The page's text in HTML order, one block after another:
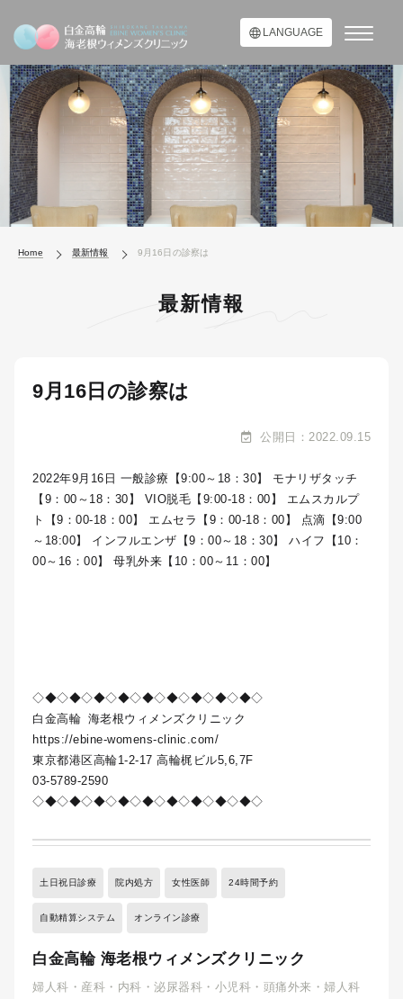
LANGUAGE
Home 最新情報 9月16日の診察は
最新情報
9月16日の診察は
公開日：2022.09.15
2022年9月16日 一般診療【9:00～18：30】 モナリザタッチ
【9：00～18：30】 VIO脱毛【9:00-18：00】 エムスカルプ
ト【9：00-18：00】 エムセラ【9：00-18：00】 点滴【9:00
～18:00】 インフルエンザ【9：00～18：30】 ハイフ【10：
00～16：00】 母乳外来【10：00～11：00】
◇◆◇◆◇◆◇◆◇◆◇◆◇◆◇◆◇◆◇
白金高輪 海老根ウィメンズクリニック
https://ebine-womens-clinic.com/
東京都港区高輪1-2-17 高輪梶ビル5,6,7F
03-5789-2590
◇◆◇◆◇◆◇◆◇◆◇◆◇◆◇◆◇◆◇
土日祝日診療 院内処方 女性医師 24時間予約
自動精算システム オンライン診療
白金高輪 海老根ウィメンズクリニック
婦人科・産科・内科・泌尿器科・小児科・頭痛外来・婦人科